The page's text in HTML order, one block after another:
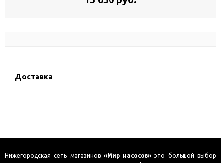
Доставка
Нижегородская сеть магазинов «Мир насосов» это большой выбор